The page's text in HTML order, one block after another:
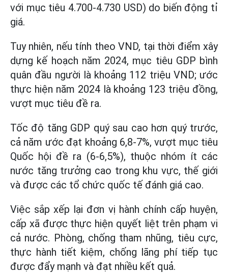
với mục tiêu 4.700-4.730 USD) do biến động tỉ
giá.
Tuy nhiên, nếu tính theo VND, tại thời điểm xây
dựng kế hoạch năm 2024, mục tiêu GDP bình
quân đầu người là khoảng 112 triệu VND; ước
thực hiện năm 2024 là khoảng 123 triệu đồng,
vượt mục tiêu đề ra.
Tốc độ tăng GDP quý sau cao hơn quý trước,
cả năm ước đạt khoảng 6,8-7%, vượt mục tiêu
Quốc hội đề ra (6-6,5%), thuộc nhóm ít các
nước tăng trưởng cao trong khu vực, thế giới
và được các tổ chức quốc tế đánh giá cao.
Việc sắp xếp lại đơn vị hành chính cấp huyện,
cấp xã được thực hiện quyết liệt trên phạm vi
cả nước. Phòng, chống tham nhũng, tiêu cực,
thực hành tiết kiệm, chống lãng phí tiếp tục
được đẩy mạnh và đạt nhiều kết quả.